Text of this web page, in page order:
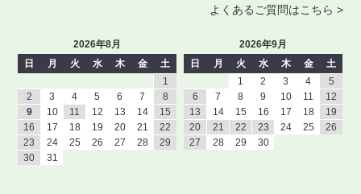
よくあるご質問はこちら >
2026年8月
日
月 火 水 木 金
土
1
2
3 4 5 6 7
8
9
10 11 12 13 14
15
16
17 18 19 20 21
22
23
24 25 26 27 28
29
30
31
2026年9月
日
月 火 水 木 金
土
1
2 3 4
5
6
7 8 9 10 11
12
13
14 15 16 17 18
19
20
21 22 23 24 25
26
27
28 29 30